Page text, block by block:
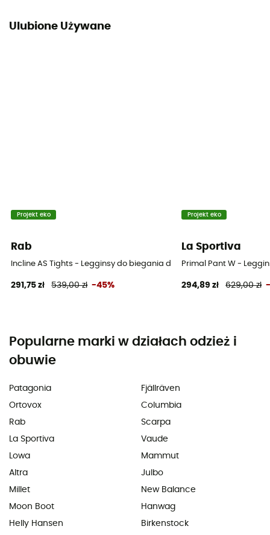
Ulubione Używane
Projekt eko
Rab
Incline AS Tights - Legginsy do biegania damskie
291,75 zł 539,00 zł -45%
Projekt eko
La Sportiva
Primal Pant W -
294,89 zł 629,00 zł
Popularne marki w działach odzież i
obuwie
Patagonia
Ortovox
Rab
La Sportiva
Lowa
Altra
Millet
Moon Boot
Helly Hansen
Fjällräven
Columbia
Scarpa
Vaude
Mammut
Julbo
New Balance
Hanwag
Birkenstock